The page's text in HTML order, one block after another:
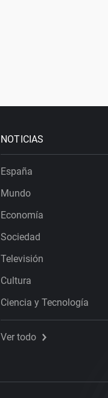
NOTICIAS
España
Mundo
Economía
Sociedad
Televisión
Cultura
Ciencia y Tecnología
Ver todo